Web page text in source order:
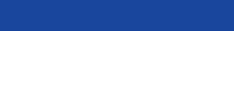
Realty República Dominicana